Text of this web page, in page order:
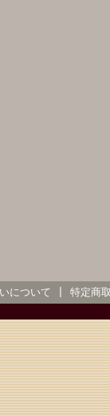
について 特定商